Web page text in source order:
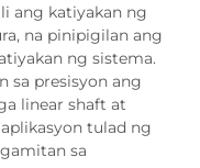
ang katiyakan ng
na pinipigilan ang
ng sistema.
sa presisyon ang
linear shaft at
tulad ng
sa